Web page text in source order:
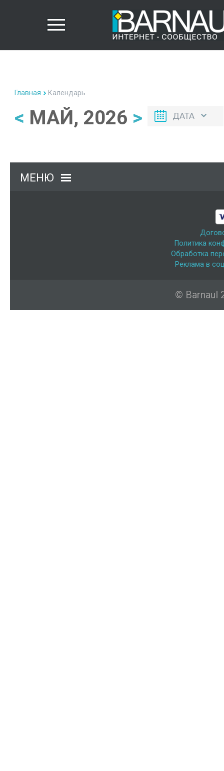
Главная Календарь
< МАЙ, 2026 > ДАТА
МЕНЮ
Политика
Обработка
Реклама в
© Barnaul